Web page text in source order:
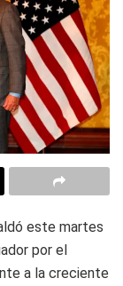
este martes
por el
a la creciente